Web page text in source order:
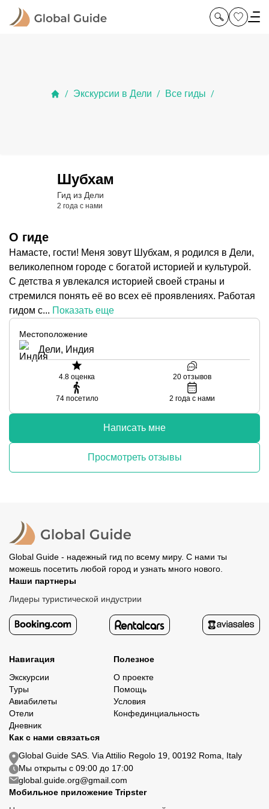
/ Экскурсии в Дели / Все гиды /
Шубхам
Гид из Дели
2 года с нами
О гиде
Намасте, гости! Меня зовут Шубхам, я родился в Дели,
великолепном городе с богатой историей и культурой.
С детства я увлекался историей своей страны и
стремился понять её во всех её проявлениях. Работая
гидом с... Показать еще
Местоположение
Дели, Индия
4.8 оценка 20 отзывов
74 посетило 2 года с нами
Написать мне
Просмотреть отзывы
Global Guide - надежный гид по всему миру. С нами ты
можешь посетить любой город и узнать много нового.
Наши партнеры
Лидеры туристической индустрии
Навигация
Экскурсии
Туры
Авиабилеты
Отели
Дневник
Полезное
О проекте
Помощь
Условия
Конфединциальность
Как с нами связаться
Global Guide SAS. Via Attilio Regolo 19, 00192 Roma, Italy
Мы открыты с 09:00 до 17:00
global.guide.org@gmail.com
Мобильное приложение Tripster